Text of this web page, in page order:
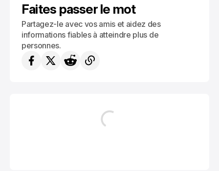
Faites passer le mot
Partagez-le avec vos amis et aidez des
informations fiables à atteindre plus de
personnes.